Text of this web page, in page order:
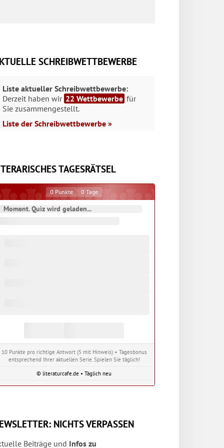
SCHREIBWETTBEWERBE
Liste aktueller Schreibwettbewerbe:
Derzeit haben wir 22 Wettbewerbe für
Sie zusammengestellt.
Liste der Schreibwettbewerbe »
TAGESRÄTSEL
0 Punkte 0 Tage
Moment. Quiz wird geladen...
10 Punkte pro richtige Antwort (5 mit Hinweis) + Tagesbonus
entsprechend Ihrer aktuellen Serie. Spielen Sie täglich!
© literaturcafe.de • Täglich neu
NICHTS VERPASSEN
Beiträge und Infos zu